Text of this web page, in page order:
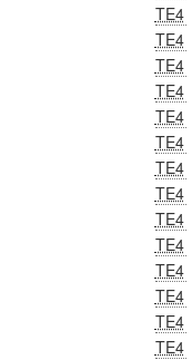
TE4
TE4
TE4
TE4
TE4
TE4
TE4
TE4
TE4
TE4
TE4
TE4
TE4
TE4